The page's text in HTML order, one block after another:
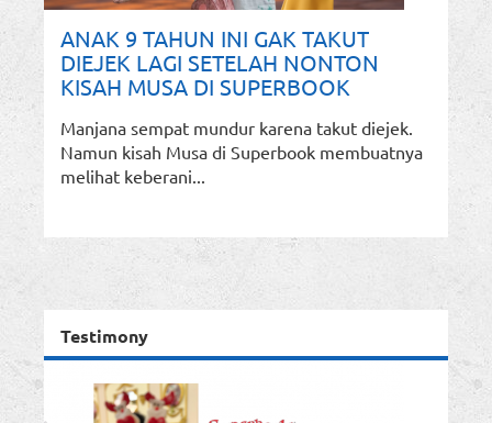
ANAK 9 TAHUN INI GAK TAKUT
DIEJEK LAGI SETELAH NONTON
KISAH MUSA DI SUPERBOOK
Manjana sempat mundur karena takut diejek.
Namun kisah Musa di Superbook membuatnya
melihat keberani...
Testimony